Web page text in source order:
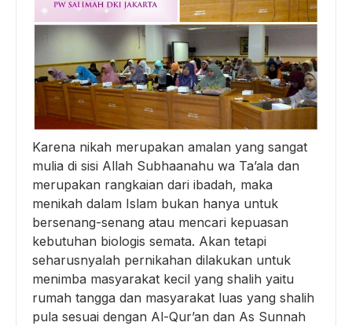
Karena nikah merupakan amalan yang sangat
mulia di sisi Allah Subhaanahu wa Ta’ala dan
merupakan rangkaian dari ibadah, maka
menikah dalam Islam bukan hanya untuk
bersenang-senang atau mencari kepuasan
kebutuhan biologis semata. Akan tetapi
seharusnyalah pernikahan dilakukan untuk
menimba masyarakat kecil yang shalih yaitu
rumah tangga dan masyarakat luas yang shalih
pula sesuai dengan Al-Qur’an dan As Sunnah